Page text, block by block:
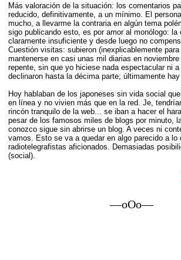
Más valoración de la situación: los comentarios
reducido, definitivamente, a un mínimo. El
mucho, a llevarme la contraria en algún tema
sigo publicando esto, es por amor al monólogo: la
claramente insuficiente y desde luego no
Cuestión visitas: subieron (inexplicablemente
mantenerse en casi unas mil diarias en
repente, sin que yo hiciese nada espectacular ni a
declinaron hasta la décima parte; últimamente hay
Hoy hablaban de los japoneses sin vida social
en línea y no vivien más que en la red. Je,
rincón tranquilo de la web... se iban a hacer el
pesar de los famosos miles de blogs por minuto,
conozco sigue sin abrirse un blog. A veces ni
vamos. Esto se va a quedar en algo parecido a lo
radiotelegrafistas aficionados. Demasiadas
(social).
—oOo—